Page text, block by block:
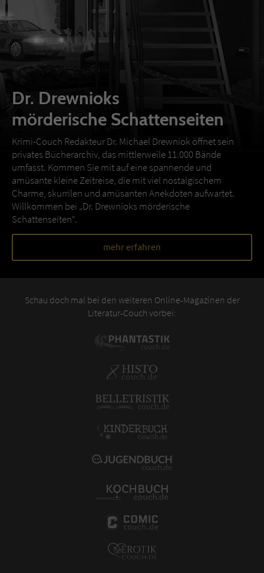
Dr. Drewnioks
mörderische Schattenseiten
Krimi-Couch Redakteur Dr. Michael Drewniok öffnet sein
privates Bücherarchiv, das mittlerweile 11.000 Bände
umfasst. Kommen Sie mit auf eine spannende und
amüsante kleine Zeitreise, die mit viel nostalgischem
Charme, skurrilen und amüsanten Anekdoten aufwartet.
Willkommen bei „Dr. Drewnioks mörderische
Schattenseiten“.
mehr erfahren
Schau doch mal bei den weiteren Online-Magazinen der
Literatur-Couch vorbei: